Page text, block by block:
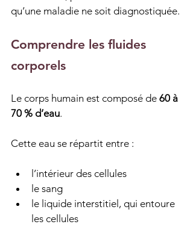
qu’une maladie ne soit diagnostiquée.
Comprendre les fluides
corporels
Le corps humain est composé de 60 à
70 % d’eau.
Cette eau se répartit entre :
l’intérieur des cellules
le sang
le liquide interstitiel, qui entoure
les cellules